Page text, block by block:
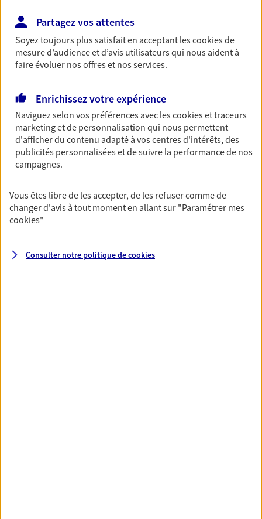
Garantie Accidents de la Vie
Bricoleuse, féru de jardinage, pâtissier en herbe
ou grande lectrice… personne n'est à l'abri d'un
accident du quotidien. Avec Ma Protection
revenus.
Découvrir l'offre Garantie Accidents de la Vie
OBTENIR UN TARIF EN LIGNE
Gagnez en simplicité et en sérénité avec votre
assurance multirisque entreprise. Un contrat
responsabilité civile.
Partagez vos attentes
Soyez toujours plus satisfait en acceptant lescookiesde
mesure d’audience et d’avis utilisateurs qui nous aident à
faire évoluer nos offres et nos services.
Enrichissez votre expérience
Naviguez selon vos préférences avec lescookies et traceurs
marketing et de personnalisation qui nous permettent
d'afficher du contenu adapté à vos centres d'intérêts, des
publicités personnalisées et de suivre la performance de nos
campagnes.
Vous êtes libre de les accepter, de les refuser comme de
changer d'avis à tout moment en allant sur "Paramétrer mes
cookies"
Consulter notre politique decookies